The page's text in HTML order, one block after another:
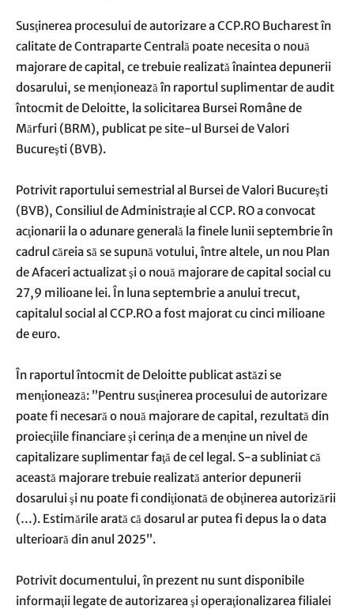
Susţinerea procesului de autorizare a CCP.RO Bucharest în
calitate de Contraparte Centrală poate necesita o nouă
majorare de capital, ce trebuie realizată înaintea depunerii
dosarului, se menţionează în raportul suplimentar de audit
întocmit de Deloitte, la solicitarea Bursei Române de
Mărfuri (BRM), publicat pe site-ul Bursei de Valori
Bucureşti (BVB).
Potrivit raportului semestrial al Bursei de Valori Bucureşti
(BVB), Consiliul de Administraţie al CCP. RO a convocat
acţionarii la o adunare generală la finele lunii septembrie în
cadrul căreia să se supună votului, între altele, un nou Plan
de Afaceri actualizat şi o nouă majorare de capital social cu
27,9 milioane lei. În luna septembrie a anului trecut,
capitalul social al CCP.RO a fost majorat cu cinci milioane
de euro.
În raportul întocmit de Deloitte publicat astăzi se
menţionează: ”Pentru susţinerea procesului de autorizare
poate fi necesară o nouă majorare de capital, rezultată din
proiecţiile financiare şi cerinţa de a menţine un nivel de
capitalizare suplimentar faţă de cel legal. S-a subliniat că
această majorare trebuie realizată anterior depunerii
dosarului şi nu poate fi condiţionată de obţinerea autorizării
(…). Estimările arată că dosarul ar putea fi depus la o data
ulterioară din anul 2025”.
Potrivit documentului, în prezent nu sunt disponibile
informaţii legate de autorizarea şi operaţionalizarea filialei